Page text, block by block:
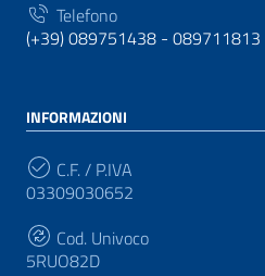
Telefono
(+39) 089751438 - 089711813
INFORMAZIONI
C.F. / P.IVA
03309030652
Cod. Univoco
5RUO82D